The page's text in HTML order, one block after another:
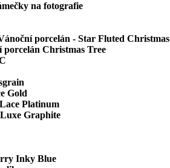
na fotografie
porcelán - Star Fluted Christmas
porcelán Christmas Tree
Gold
Platinum
Graphite
Inky Blue